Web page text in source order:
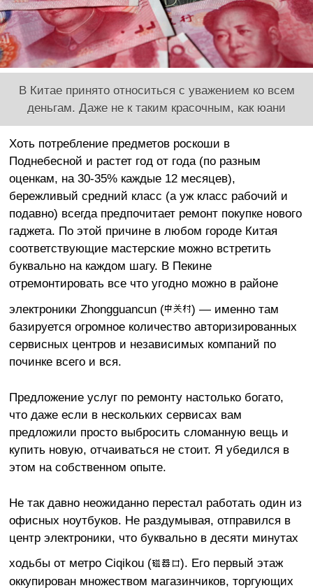
В Китае принято относиться с уважением ко всем
деньгам. Даже не к таким красочным, как юани
Хоть потребление предметов роскоши в
Поднебесной и растет год от года (по разным
оценкам, на 30-35% каждые 12 месяцев),
бережливый средний класс (а уж класс рабочий и
подавно) всегда предпочитает ремонт покупке нового
гаджета. По этой причине в любом городе Китая
соответствующие мастерские можно встретить
буквально на каждом шагу. В Пекине
отремонтировать все что угодно можно в районе
электроники Zhongguancun (
) — именно там
базируется огромное количество авторизированных
сервисных центров и независимых компаний по
починке всего и вся.
Предложение услуг по ремонту настолько богато,
что даже если в нескольких сервисах вам
предложили просто выбросить сломанную вещь и
купить новую, отчаиваться не стоит. Я убедился в
этом на собственном опыте.
Не так давно неожиданно перестал работать один из
офисных ноутбуков. Не раздумывая, отправился в
центр электроники, что буквально в десяти минутах
ходьбы от метро Ciqikou (
). Его первый этаж
оккупирован множеством магазинчиков, торгующих